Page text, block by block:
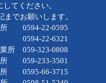
てください。
でお願いします。
0594-22-0595
22-6321
059-323-0808
所 059-233-3501
0595-66-3715